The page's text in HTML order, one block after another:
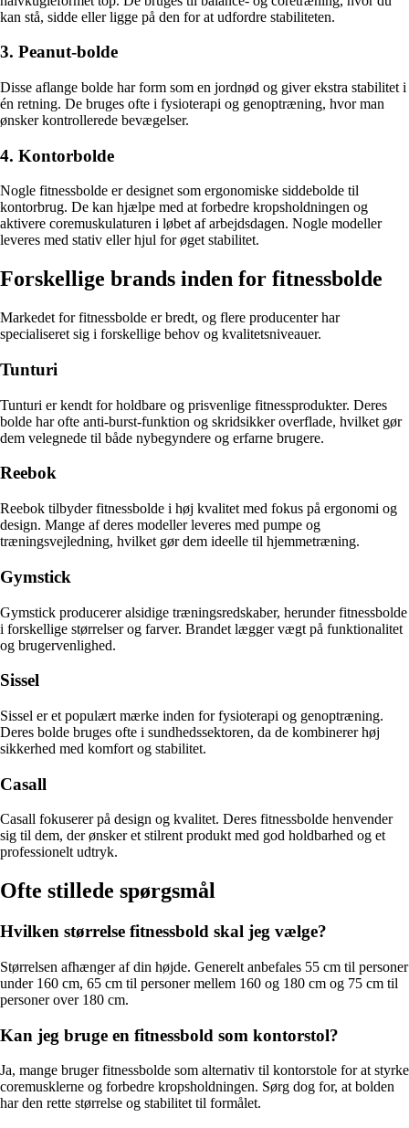
kan stå, sidde eller ligge på den for at udfordre stabiliteten.
3. Peanut-bolde
Disse aflange bolde har form som en jordnød og giver ekstra stabilitet i
én retning. De bruges ofte i fysioterapi og genoptræning, hvor man
ønsker kontrollerede bevægelser.
4. Kontorbolde
Nogle fitnessbolde er designet som ergonomiske siddebolde til
kontorbrug. De kan hjælpe med at forbedre kropsholdningen og
aktivere coremuskulaturen i løbet af arbejdsdagen. Nogle modeller
leveres med stativ eller hjul for øget stabilitet.
Forskellige brands inden for fitnessbolde
Markedet for fitnessbolde er bredt, og flere producenter har
specialiseret sig i forskellige behov og kvalitetsniveauer.
Tunturi
Tunturi er kendt for holdbare og prisvenlige fitnessprodukter. Deres
bolde har ofte anti-burst-funktion og skridsikker overflade, hvilket gør
dem velegnede til både nybegyndere og erfarne brugere.
Reebok
Reebok tilbyder fitnessbolde i høj kvalitet med fokus på ergonomi og
design. Mange af deres modeller leveres med pumpe og
træningsvejledning, hvilket gør dem ideelle til hjemmetræning.
Gymstick
Gymstick producerer alsidige træningsredskaber, herunder fitnessbolde
i forskellige størrelser og farver. Brandet lægger vægt på funktionalitet
og brugervenlighed.
Sissel
Sissel er et populært mærke inden for fysioterapi og genoptræning.
Deres bolde bruges ofte i sundhedssektoren, da de kombinerer høj
sikkerhed med komfort og stabilitet.
Casall
Casall fokuserer på design og kvalitet. Deres fitnessbolde henvender
sig til dem, der ønsker et stilrent produkt med god holdbarhed og et
professionelt udtryk.
Ofte stillede spørgsmål
Hvilken størrelse fitnessbold skal jeg vælge?
Størrelsen afhænger af din højde. Generelt anbefales 55 cm til personer
under 160 cm, 65 cm til personer mellem 160 og 180 cm og 75 cm til
personer over 180 cm.
Kan jeg bruge en fitnessbold som kontorstol?
Ja, mange bruger fitnessbolde som alternativ til kontorstole for at styrke
coremusklerne og forbedre kropsholdningen. Sørg dog for, at bolden
har den rette størrelse og stabilitet til formålet.